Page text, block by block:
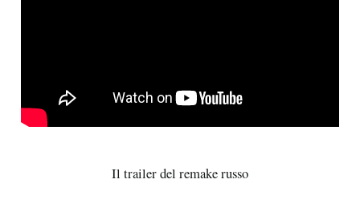
Il trailer del remake russo